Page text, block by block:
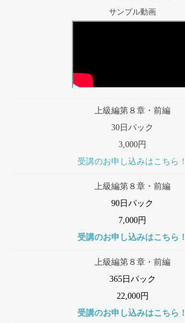
サンプル動画
上級編第８章・前編
30日パック
3,000円
受講のお申し込みはこちら！
上級編第８章・前編
90日パック
7,000円
受講のお申し込みはこちら！
上級編第８章・前編
365日パック
22,000円
受講のお申し込みはこちら！